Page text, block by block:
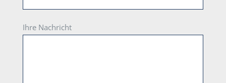
Ihre Nachricht